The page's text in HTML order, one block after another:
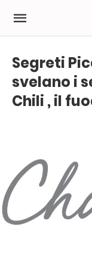
Segreti
svelano i
Chili , il